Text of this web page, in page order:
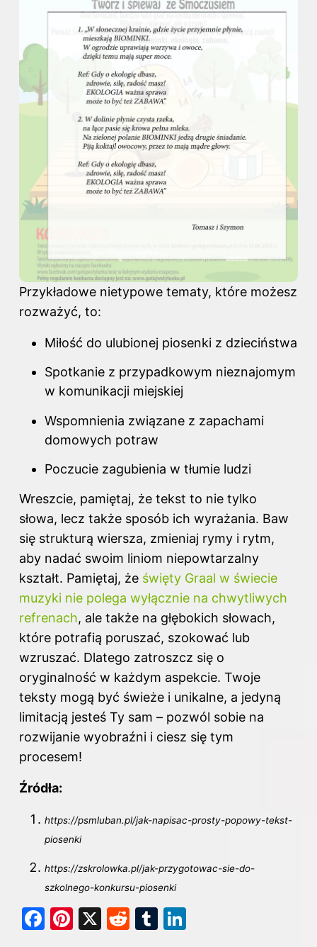
Przykładowe nietypowe tematy, które możesz
rozważyć, to:
Miłość do ulubionej piosenki z dzieciństwa
Spotkanie z przypadkowym nieznajomym
w komunikacji miejskiej
Wspomnienia związane z zapachami
domowych potraw
Poczucie zagubienia w tłumie ludzi
Wreszcie, pamiętaj, że tekst to nie tylko
słowa, lecz także sposób ich wyrażania. Baw
się strukturą wiersza, zmieniaj rymy i rytm,
aby nadać swoim liniom niepowtarzalny
kształt. Pamiętaj, że święty Graal w świecie
muzyki nie polega wyłącznie na chwytliwych
refrenach, ale także na głębokich słowach,
które potrafią poruszać, szokować lub
wzruszać. Dlatego zatroszcz się o
oryginalność w każdym aspekcie. Twoje
teksty mogą być świeże i unikalne, a jedyną
limitacją jesteś Ty sam – pozwól sobie na
rozwijanie wyobraźni i ciesz się tym
procesem!
Źródła:
https://psmluban.pl/jak-napisac-prosty-popowy-tekst-
piosenki
https://zskrolowka.pl/jak-przygotowac-sie-do-
szkolnego-konkursu-piosenki
F
Pi X
R
T